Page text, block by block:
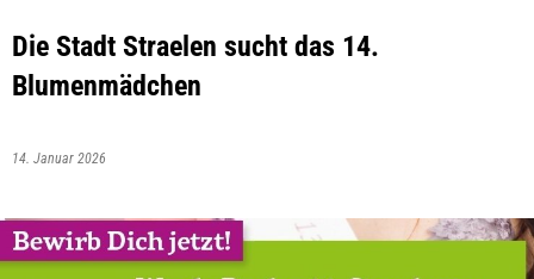
Die Stadt Straelen sucht das 14.
Blumenmädchen
14. Januar 2026